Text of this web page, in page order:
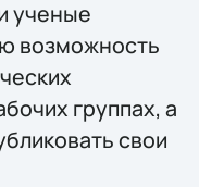
ученые
возможность
группах, а
свои